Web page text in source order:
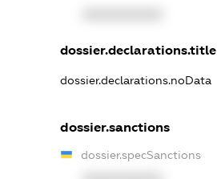
dossier.declarations.title
dossier.declarations.noData
dossier.sanctions
dossier.specSanctions